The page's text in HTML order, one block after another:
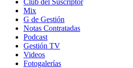
Club del Suscriptor
Mix
G de Gestión
Notas Contratadas
Podcast
Gestión TV
Videos
Fotogalerías